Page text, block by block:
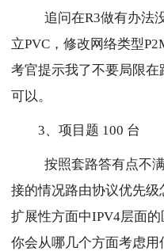
追问在R3做有办法
立PVC，修改网络类型
考官提示我了不要局限
可以。
3、项目题 100 台
按照套路答有点不
接的情况路由协议优先
扩展性方面中IPV4层面
你会从哪几个方面考虑